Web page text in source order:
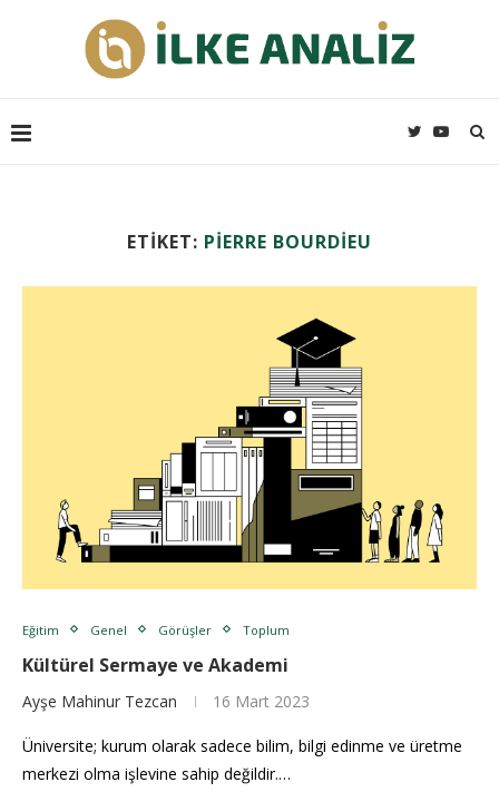
ETIKET: PIERRE BOURDIEU
Eğitim Genel Görüşler Toplum
Kültürel Sermaye ve Akademi
Ayşe Mahinur Tezcan 16 Mart 2023
Üniversite; kurum olarak sadece bilim, bilgi edinme ve üretme
merkezi olma işlevine sahip değildir.…